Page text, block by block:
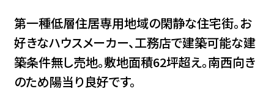
第一種低層住居専用地域の閑静な住宅街。お
好きなハウスメーカー、工務店で建築可能な建
築条件無し売地。敷地面積62坪超え。南西向き
のため陽当り良好です。